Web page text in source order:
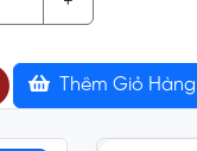
Thêm Giỏ Hàng